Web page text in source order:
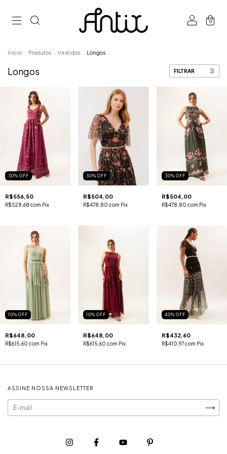
0
Início Produtos Vestidos Longos
Longos FILTRAR
30% OFF
R$556,50
R$528,68 com Pix
30%OFF
R$504,00
R$478,80com Pix
30% OFF
R$504,00
R$478,80 com Pix
10% OFF
R$648,00
R$615,60 com Pix
10%OFF
R$648,00
R$615,60com Pix
40% OFF
R$432,60
R$410,97com Pix
ASSINE NOSSA NEWSLETTER